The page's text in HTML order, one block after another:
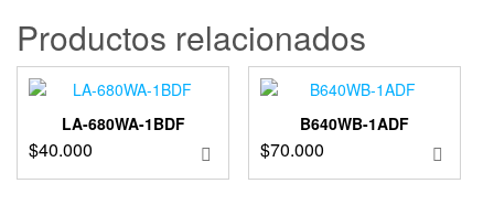
Productos relacionados
LA-680WA-1BDF
$40.000
B640WB-1ADF
$70.000